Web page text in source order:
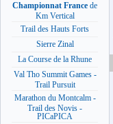
Championnat France de
Km Vertical
Trail des Hauts Forts
Sierre Zinal
La Course de la Rhune
Val Tho Summit Games -
Trail Pursuit
Marathon du Montcalm -
Trail des Novis -
PICaPICA